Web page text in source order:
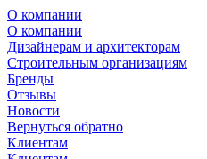
О компании
О компании
Дизайнерам и архитекторам
Строительным организациям
Бренды
Отзывы
Новости
Вернуться обратно
Клиентам